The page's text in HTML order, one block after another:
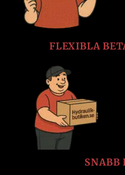
FLEXIBLA
SNABB